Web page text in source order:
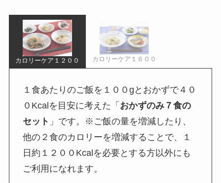
カロリーケア１２００ カロリーケア１６００
１食あたりのご飯を１００gとおかずで４０
０Kcalを目安に考えた「 おかずのみ７食の
セット 」です。※ご飯の量を増減したり、
他の２食のカロリーを増減することで、１
日約１２００Kcalを必要とする方以外にも
ご利用になれます。